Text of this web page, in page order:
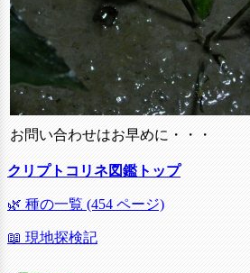
お問い合わせはお早めに・・・
クリプトコリネ図鑑トップ
🌿 種の一覧 (454 ページ)
📖 現地探検記